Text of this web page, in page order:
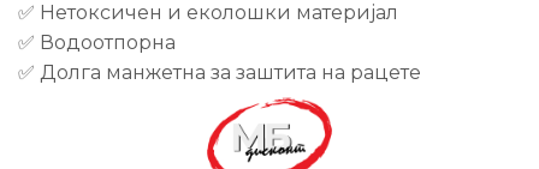
✅ Нетоксичен и еколошки материјал
✅ Водоотпорна
✅ Долгa манжетна за заштита на рацете